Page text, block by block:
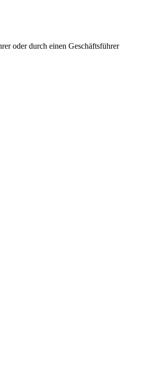
oder durch einen Geschäftsführer